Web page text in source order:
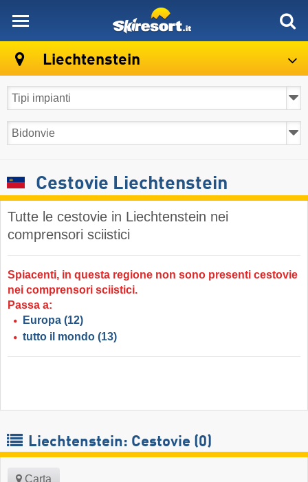
Liechtenstein
Cestovie Liechtenstein
Tutte le cestovie in Liechtenstein nei
comprensori sciistici
Spiacenti, in questa regione non sono presenti cestovie
nei comprensori sciistici.
Passa a:
Europa (12)
tutto il mondo (13)
Liechtenstein: Cestovie (0)
Carta